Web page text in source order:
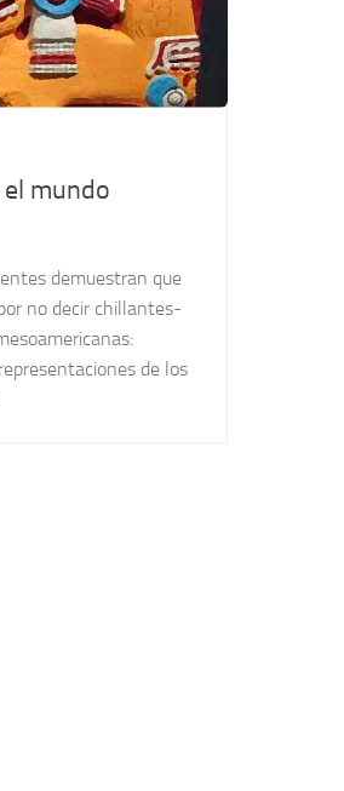
mundo
demuestran que
no decir chillantes-
de los